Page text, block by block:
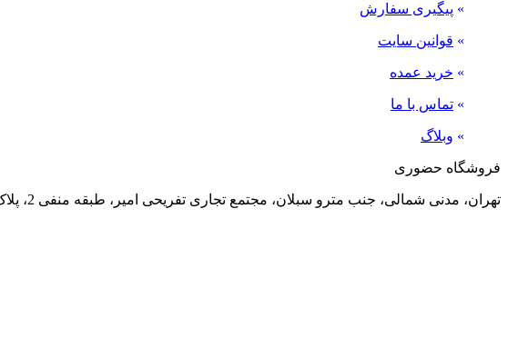
» پیگیری سفارش
» قوانین سایت
» خرید عمده
» تماس با ما
» وبلاگ
فروشگاه حضوری
تهران، مدنی شمالی، جنب مترو سبلان، مجتمع تجاری تفریحی امیر، طبقه منفی 2، پلاک 24، احسان مارکت